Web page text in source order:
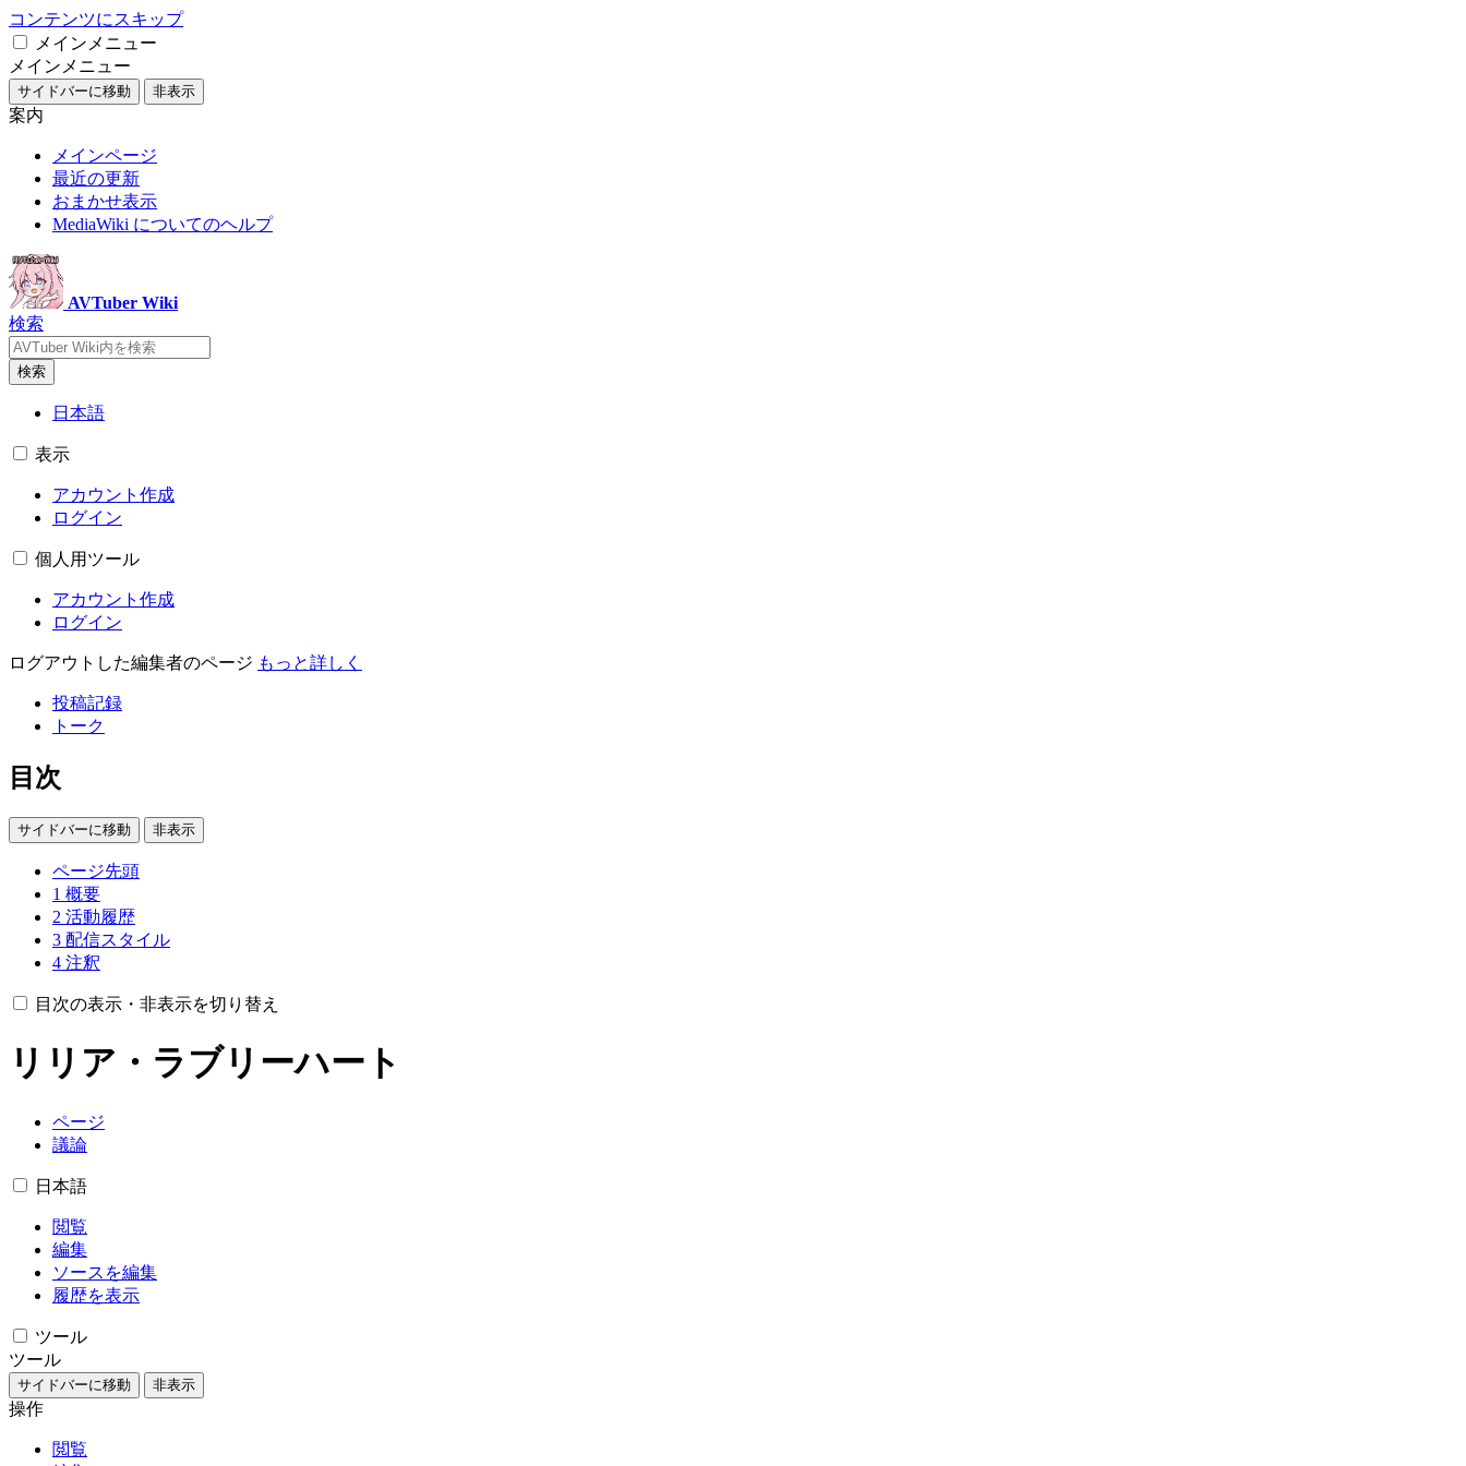
コンテンツにスキップ
メインメニュー
メインメニュー
サイドバーに移動 非表示
案内
メインページ
最近の更新
おまかせ表示
MediaWiki についてのヘルプ
AVTuber Wiki
検索
検索
日本語
表示
アカウント作成
ログイン
個人用ツール
アカウント作成
ログイン
ログアウトした編集者のページ もっと詳しく
投稿記録
トーク
目次
サイドバーに移動 非表示
ページ先頭
1 概要
2 活動履歴
3 配信スタイル
4 注釈
目次の表示・非表示を切り替え
リリア・ラブリーハート
ページ
議論
日本語
閲覧
編集
ソースを編集
履歴を表示
ツール
ツール
サイドバーに移動 非表示
操作
閲覧